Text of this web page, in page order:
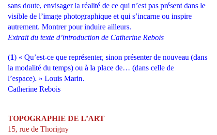
sans doute, envisager la réalité de ce qui n’est pas présent dans le
visible de l’image photographique et qui s’incarne ou inspire
autrement. Montrer pour induire ailleurs.
Extrait du texte d’introduction de Catherine Rebois
(1) « Qu’est-ce que représenter, sinon présenter de nouveau (dans
la modalité du temps) ou à la place de… (dans celle de
l’espace). » Louis Marin.
Catherine Rebois
TOPOGRAPHIE DE L’ART
15, rue de Thorigny